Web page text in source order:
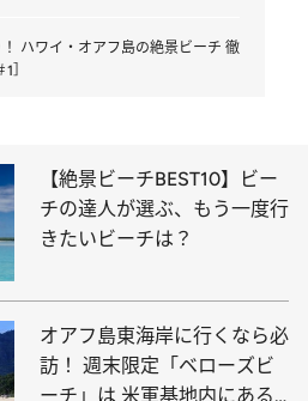
ハワイ・オアフ島の絶景ビーチ 徹
］
【絶景ビーチBEST10】ビー
チの達人が選ぶ、もう一度行
きたいビーチは？
オアフ島東海岸に行くなら必
訪！ 週末限定「ベローズビ
ーチ」は 米軍基地内にある